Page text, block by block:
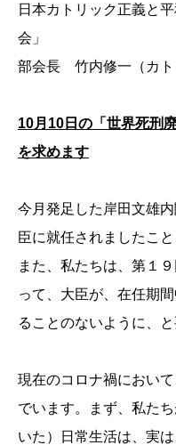
日本カトリック正義と
会」
部会長 竹内修一（カト
10月 10 日の「世界死刑
を求めます
今月発足した岸田文雄
臣に就任されましたこ
また、私たちは、第１
って、大臣が、在任期
ることのないように、と
現在のコロナ禍におい
でいます。まず、私た
いた）日常生活は、実